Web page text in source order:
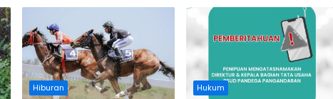
Koordinasi Perusahaan
Hiburan Hukum